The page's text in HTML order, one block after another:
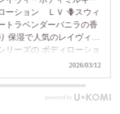
ーローションLV leivy_japan
スウィートラベンダーバニ
ラの香りがとっても好き🪻
なめらかミルクが肌にすー
っと浸透して カカオバター
保湿🫧 べたつかないのに使
った後のお肌はしっとりも
2026/03/12